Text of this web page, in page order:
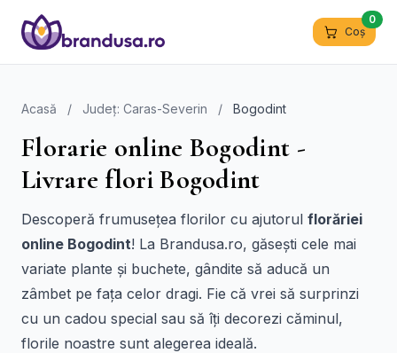
Coș
0
Acasă / Județ: Caras-Severin / Bogodint
Florarie online Bogodint -
Livrare flori Bogodint
Descoperă frumusețea florilor cu ajutorul florăriei
online Bogodint! La Brandusa.ro, găsești cele mai
variate plante și buchete, gândite să aducă un
zâmbet pe fața celor dragi. Fie că vrei să surprinzi
cu un cadou special sau să îți decorezi căminul,
florile noastre sunt alegerea ideală.